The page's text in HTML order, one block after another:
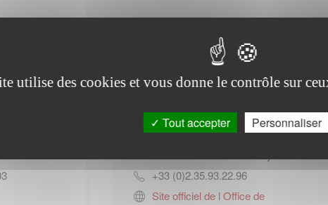
Office de tourisme de
Sommery
6 Place Notre Dame
+33 (0)2.35.93.22.96
Site officiel de l Office de
utilise des cookies et vous donne le contrôle sur
Tout accepter Personnaliser